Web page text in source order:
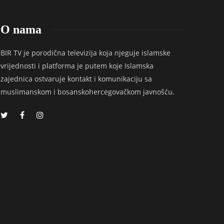
O nama
BIR TV je porodična televizija koja njeguje islamske
vrijednosti i platforma je putem koje Islamska
zajednica ostvaruje kontakt i komunikaciju sa
muslimanskom i bosanskohercegovačkom javnošću.